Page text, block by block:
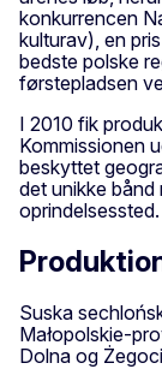
konkurrencen
kulturav), en
bedste polske
førstepladsen
I 2010 fik
Kommissionen
beskyttet
det unikke bånd
oprindelsessted.
Suska
Małopolskie-
Dolna og